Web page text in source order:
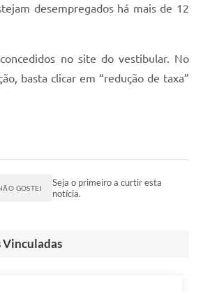
desempregados há mais de 12
no site do vestibular. No
basta clicar em “redução de taxa”
GOSTEI
Seja o primeiro a curtir esta
notícia.
Vinculadas